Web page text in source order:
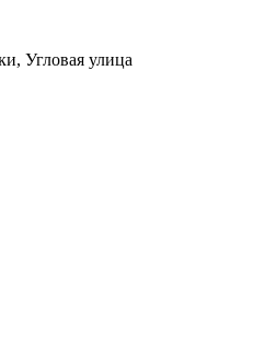
Угловая улица